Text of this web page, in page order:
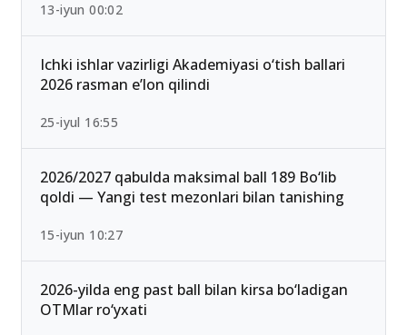
13-iyun 00:02
Ichki ishlar vazirligi Akademiyasi o‘tish ballari
2026 rasman e’lon qilindi
25-iyul 16:55
2026/2027 qabulda maksimal ball 189 Bo‘lib
qoldi — Yangi test mezonlari bilan tanishing
15-iyun 10:27
2026-yilda eng past ball bilan kirsa bo‘ladigan
OTMlar ro‘yxati